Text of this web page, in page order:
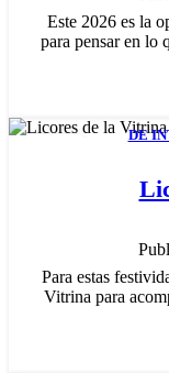
Este 2026 es la
para pensar en lo
DE
Para estas
Vitrina para